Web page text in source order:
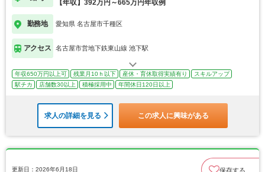
【年収】392万円～665万円年収例
勤務地 愛知県 名古屋市千種区
アクセス 名古屋市営地下鉄東山線 池下駅
年収650万円以上可 残業月10ｈ以下 産休・育休取得実績有り
スキルアップ
駅チカ
店舗数30以上 積極採用中 年間休日120日以上
求人の詳細を見る この求人に興味がある
更新日：2026年6月18日 保存する